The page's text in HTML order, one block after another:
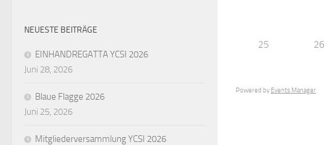
25 26
Powered by Events Manager
NEUESTE BEITRÄGE
EINHANDREGATTA YCSI 2026
Juni 28, 2026
Blaue Flagge 2026
Juni 25, 2026
Mitgliederversammlung YCSI 2026